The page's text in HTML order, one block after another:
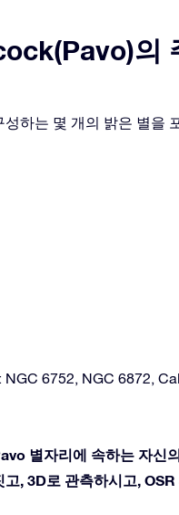
의
하는 몇 개의 밝은 별을
NGC 6752, NGC 6872,
별자리에 속하는 자신
고, 3D로 관측하시고,